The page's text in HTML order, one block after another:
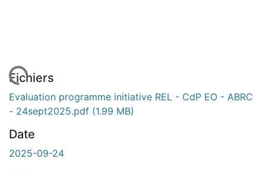
En cours de chargement...
Fichiers
Evaluation programme initiative REL - CdP EO - ABRC
- 24sept2025.pdf (1.99 MB)
Date
2025-09-24